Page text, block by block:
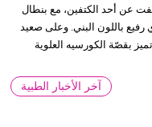
عن أحد الكتفين، مع بنطال
باللون البني. وعلى صعيد
بقصّة الكورسيه العلوية
آخر الأخبار الطبية